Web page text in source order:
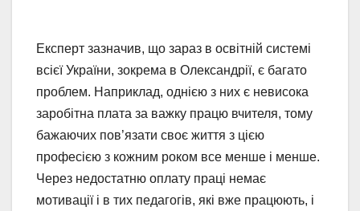
Експерт зазначив, що зараз в освітній системі
всієї України, зокрема в Олександрії, є багато
проблем. Наприклад, однією з них є невисока
заробітна плата за важку працю вчителя, тому
бажаючих пов’язати своє життя з цією
професією з кожним роком все менше і менше.
Через недостатню оплату праці немає
мотивації і в тих педагогів, які вже працюють, і